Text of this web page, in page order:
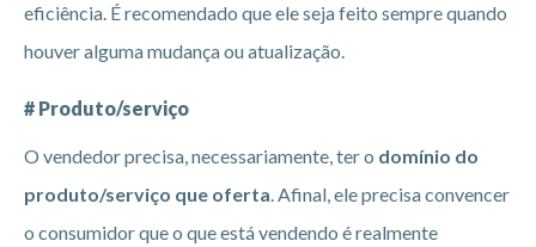
eficiência. É recomendado que ele seja feito sempre quando
houver alguma mudança ou atualização.
# Produto/serviço
O vendedor precisa, necessariamente, ter o domínio do
produto/serviço que oferta. Afinal, ele precisa convencer
o consumidor que o que está vendendo é realmente